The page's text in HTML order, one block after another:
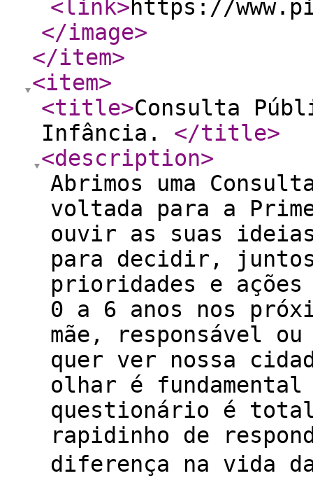
<link>https://
</image>
</item>
<item>
<title>Consulta
Infância. </title>
<description>
Abrimos uma
voltada para a
ouvir as suas
para decidir,
prioridades e
0 a 6 anos nos
mãe, responsável ou
quer ver nossa
olhar é fundamental
questionário é
rapidinho de
diferença na vida